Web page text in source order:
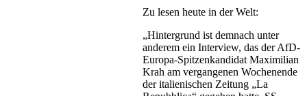
Zu lesen heute in der Welt:
„Hintergrund ist demnach unter
anderem ein Interview, das der AfD-
Europa-Spitzenkandidat Maximilian
Krah am vergangenen Wochenende
der italienischen Zeitung „La